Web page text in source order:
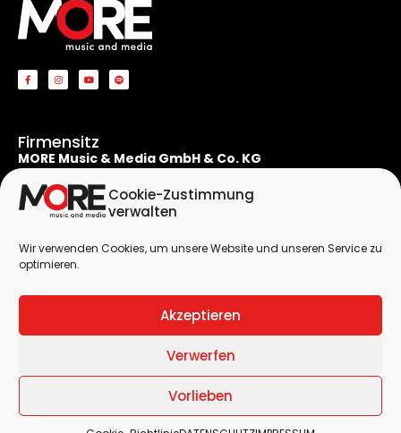
Cookie-Zustimmung
verwalten
Wir verwenden Cookies, um unsere Website und unseren Service zu
optimieren.
Akzeptieren
Verwerfen
Vorlieben
Firmensitz
MORE Music & Media GmbH & Co. KG
Apostelnstraße 19
50667 Köln
Deutschland
Rechtliches
Kontaktformular
Datenschutzerklärung
MORE Music & Media GmbH & Co. KG
| Designed by DieAgentur.Design